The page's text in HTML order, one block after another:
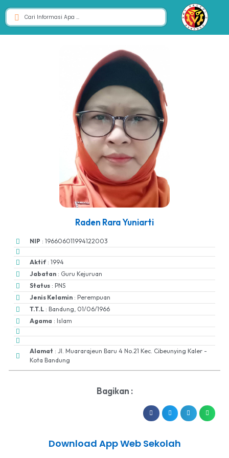
Raden Rara Yuniarti
NIP : 196606011994122003
Aktif : 1994
Jabatan : Guru Kejuruan
Status : PNS
Jenis Kelamin : Perempuan
T.T.L : Bandung, 01/06/1966
Agama : Islam
Alamat : Jl. Muararajeun Baru 4 No.21 Kec. Cibeunying Kaler -
Kota Bandung
Bagikan :
Download App Web Sekolah